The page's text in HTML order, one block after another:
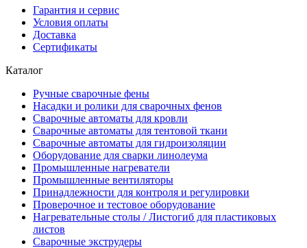
Гарантия и сервис
Условия оплаты
Доставка
Сертификаты
Каталог
Ручные сварочные фены
Насадки и ролики для сварочных фенов
Сварочные автоматы для кровли
Сварочные автоматы для тентовой ткани
Сварочные автоматы для гидроизоляции
Оборудование для сварки линолеума
Промышленные нагреватели
Промышленные вентиляторы
Принадлежности для контроля и регулировки
Проверочное и тестовое оборудование
Нагревательные столы / Листогиб для пластиковых
листов
Сварочные экструдеры